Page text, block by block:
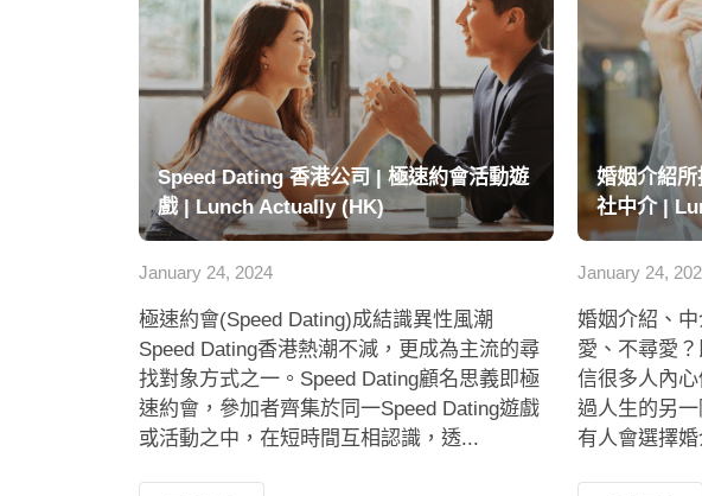
Speed Dating 香港公司 | 極速約會活動遊
戲 | Lunch Actually (HK)
January 24, 2024
極速約會(Speed Dating)成結識異性風潮
Speed Dating香港熱潮不減，更成為主流的尋
找對象方式之一。Speed Dating顧名思義即極
速約會，參加者齊集於同一Speed Dating遊戲
或活動之中，在短時間互相認識，透...
婚姻介紹
社中介 |
January 24,
婚姻介紹、
愛、不尋愛
信很多人內
過人生的另
有人會選擇